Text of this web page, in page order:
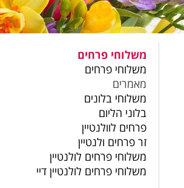
משלוחי פרחים
משלוחי פרחים
מאמרים
משלוחי בלונים
בלוני הליום
פרחים לוולנטיין
זר פרחים ולנטיין
משלוחי פרחים לולנטיין
משלוחי פרחים לולנטיין דיי